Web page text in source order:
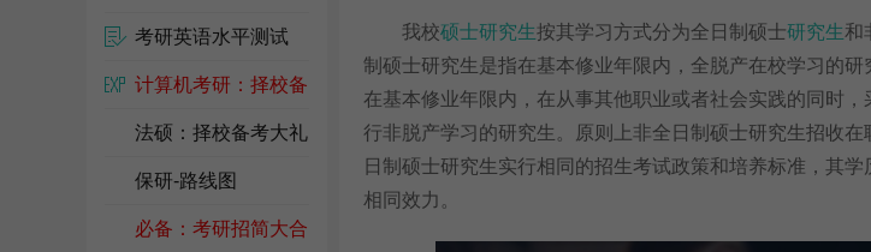
考研英语水平测试
计算机考研：择校备
考包
法硕：择校备考大礼
包
保研-路线图
必备：考研招简大合
我校硕士研究生按其学习方式分为全日制硕士研究生和
制硕士研究生是指在基本修业年限内，全脱产在校学习的
在基本修业年限内，在从事其他职业或者社会实践的同时
行非脱产学习的研究生。原则上非全日制硕士研究生招收
日制硕士研究生实行相同的招生考试政策和培养标准，其
相同效力。